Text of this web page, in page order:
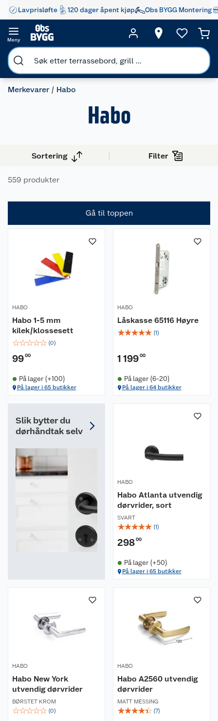
Lavprisløfte 120 dager åpent kjøp Obs BYGG Montering
Meny
Merkevarer Habo
Habo
Sortering Filter
559 produkter
Gå til toppen
HABO
Habo 1-5 mm
kilek/klossesett
☆☆☆☆☆ (0)
9900
På lager (+100)
På lager i 65 butikker
HABO
Låskasse 65116 Høyre
☆☆☆☆☆ (1)
1 19900
På lager (6-20)
På lager i 64 butikker
Slik bytter du
dørhåndtak selv
HABO
Habo Atlanta utvendig
dørvrider, sort
SVART
☆☆☆☆☆ (1)
29800
På lager (+50)
På lager i 65 butikker
HABO
Habo New York
utvendig dørvrider
BØRSTET KROM
☆☆☆☆☆ (0)
HABO
Habo A2560 utvendig
dørvrider
MATT MESSING
☆☆☆☆☆ (7)